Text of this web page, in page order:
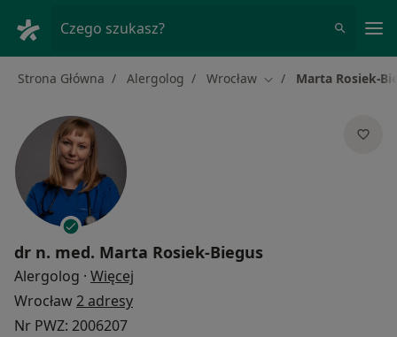
Czego szukasz?
Strona Główna Alergolog Wrocław Zmień miasto
Marta Rosiek-
dr n. med. Marta Rosiek-Biegus
Alergolog · Więcej
Wrocław2 adresy
Nr PWZ: 2006207